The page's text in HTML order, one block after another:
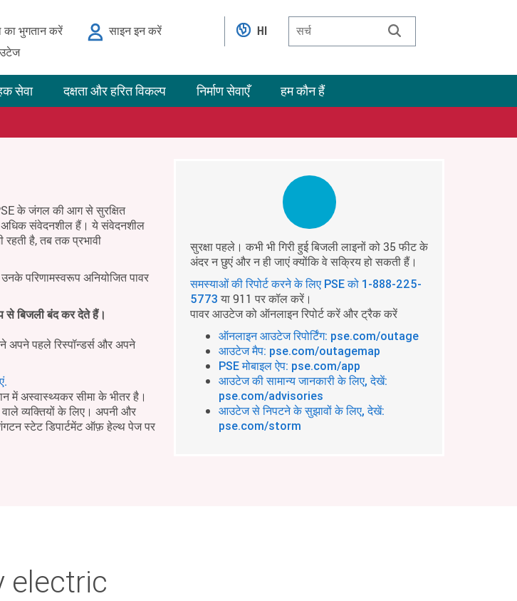
सेवा दक्षता और हरित विकल्प निर्माण सेवाएँ हम कौन हैं
का भुगतान करें
साइन इन करें
HI
के जंगल की आग से सुरक्षित
संवेदनशील हैं। ये संवेदनशील
है, तब तक प्रभावी
परिणामस्वरूप अनियोजित पावर
से बिजली बंद कर देते हैं।
अपने पहले रिस्पॉन्डर्स और अपने
में अस्वास्थ्यकर सीमा के भीतर है।
व्यक्तियों के लिए। अपनी और
स्टेट डिपार्टमेंट ऑफ़ हेल्थ पेज पर
सुरक्षा पहले। कभी भी गिरी हुई बिजली लाइनों को 35 फीट के
अंदर न छुएं और न ही जाएं क्योंकि वे सक्रिय हो सकती हैं।
समस्याओं की रिपोर्ट करने के लिए PSE को 1-888-225-
5773 या 911 पर कॉल करें।
पावर आउटेज को ऑनलाइन रिपोर्ट करें और ट्रैक करें
ऑनलाइन आउटेज रिपोर्टिंग: pse.com/outage
आउटेज मैप: pse.com/outagemap
PSE मोबाइल ऐप: pse.com/app
आउटेज की सामान्य जानकारी के लिए, देखें:
pse.com/advisories
आउटेज से निपटने के सुझावों के लिए, देखें:
pse.com/storm
electric